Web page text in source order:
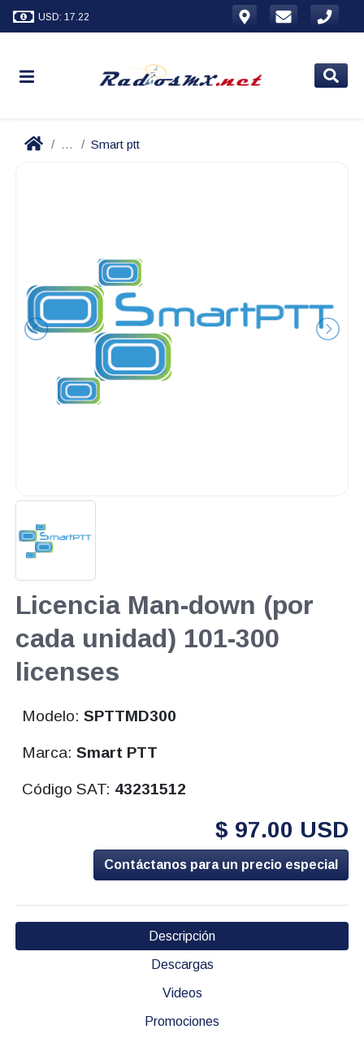
USD: 17.22
... Smart ptt
Licencia Man-down (por
cada unidad) 101-300
licenses
Modelo:SPTTMD300
Marca:Smart PTT
Código SAT: 43231512
$ 97.00 USD
Contáctanos para un precio especial
Descripción
Descargas
Videos
Promociones